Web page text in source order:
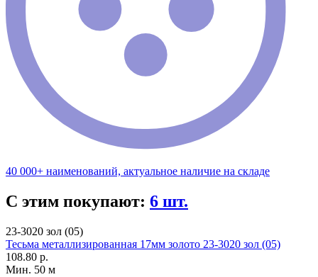
40 000+ наименований, актуальное наличие на складе
С этим покупают: 6 шт.
23-3020 зол (05)
Тесьма металлизированная 17мм золото 23-3020 зол (05)
108.80 р.
Мин. 50 м